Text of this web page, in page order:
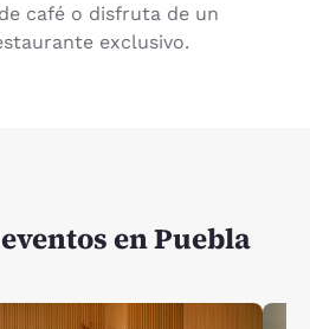
café o disfruta de un
exclusivo.
en Puebla